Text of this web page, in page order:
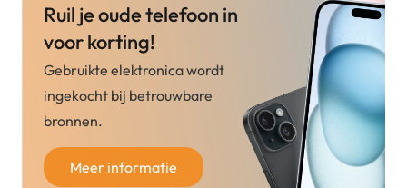
Ruil je oude telefoon in
voor korting!
Gebruikte elektronica wordt
ingekocht bij betrouwbare
bronnen.
Meer informatie